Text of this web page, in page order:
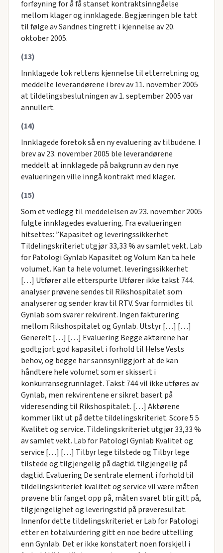
forføyning for å få stanset kontraktsinngåelse
mellom klager og innklagede. Begjæringen ble tatt
til følge av Sandnes tingrett i kjennelse av 20.
oktober 2005.
(13)
Innklagede tok rettens kjennelse til etterretning og
meddelte leverandørene i brev av 11. november 2005
at tildelingsbeslutningen av 1. september 2005 var
annullert.
(14)
Innklagede foretok så en ny evaluering av tilbudene. I
brev av 23. november 2005 ble leverandørene
meddelt at innklagede på bakgrunn av den nye
evalueringen ville inngå kontrakt med klager.
(15)
Som et vedlegg til meddelelsen av 23. november 2005
fulgte innklagedes evaluering. Fra evalueringen
hitsettes: ”Kapasitet og leveringssikkerhet
Tildelingskriteriet utgjør 33,33 % av samlet vekt. Lab
for Patologi Gynlab Kapasitet og Volum Kan ta hele
volumet. Kan ta hele volumet. leveringssikkerhet
[…] Utfører alle etterspurte Utfører ikke takst 744.
analyser prøvene sendes til Rikshospitalet som
analyserer og sender krav til RTV. Svar formidles til
Gynlab som svarer rekvirent. Ingen fakturering
mellom Rikshospitalet og Gynlab. Utstyr […] […]
Generelt […] […] Evaluering Begge aktørene har
godtgjort god kapasitet i forhold til Helse Vests
behov, og begge har sannsynliggjort at de kan
håndtere hele volumet som er skissert i
konkurransegrunnlaget. Takst 744 vil ikke utføres av
Gynlab, men rekvirentene er sikret basert på
videresending til Rikshospitalet. […] Aktørene
kommer likt ut på dette tildelingskriteriet. Score 5 5
Kvalitet og service. Tildelingskriteriet utgjør 33,33 %
av samlet vekt. Lab for Patologi Gynlab Kvalitet og
service […] […] Tilbyr lege tilstede og Tilbyr lege
tilstede og tilgjengelig på dagtid. tilgjengelig på
dagtid. Evaluering De sentrale element i forhold til
tildelingskriteriet kvalitet og service vil være måten
prøvene blir fanget opp på, måten svaret blir gitt på,
tilgjengelighet og leveringstid på prøveresultat.
Innenfor dette tildelingskriteriet er Lab for Patologi
etter en totalvurdering gitt en noe bedre uttelling
enn Gynlab. Det er ikke konstatert noen forskjell i